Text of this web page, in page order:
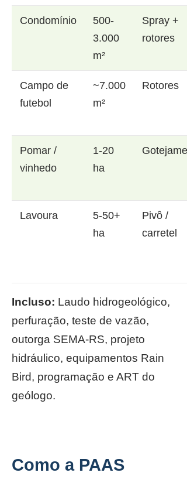
Condomínio
500-
3.000
m²
Spray +
rotores
Campo de
futebol
~7.000
m²
Rotores
Pomar /
vinhedo
1-20
ha
Lavoura
5-50+
ha
Pivô /
carretel
Incluso: Laudo hidrogeológico,
perfuração, teste de vazão,
outorga SEMA-RS, projeto
hidráulico, equipamentos Rain
Bird, programação e ART do
geólogo.
Como a PAAS